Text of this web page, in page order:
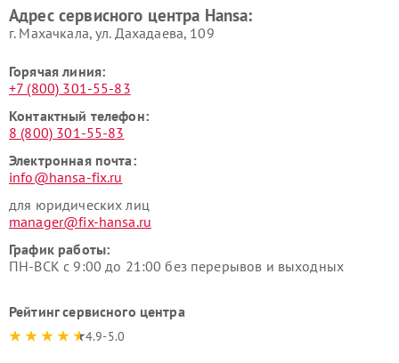
Адрес сервисного центра Hansa:
г. Махачкала, ул. Дахадаева, 109
Горячая линия:
+7 (800) 301-55-83
Контактный телефон:
8 (800) 301-55-83
Электронная почта:
info@hansa-fix.ru
для юридических лиц
manager@fix-hansa.ru
График работы:
ПН-ВСК с 9:00 до 21:00 без перерывов и выходных
Рейтинг сервисного центра
4.9-5.0